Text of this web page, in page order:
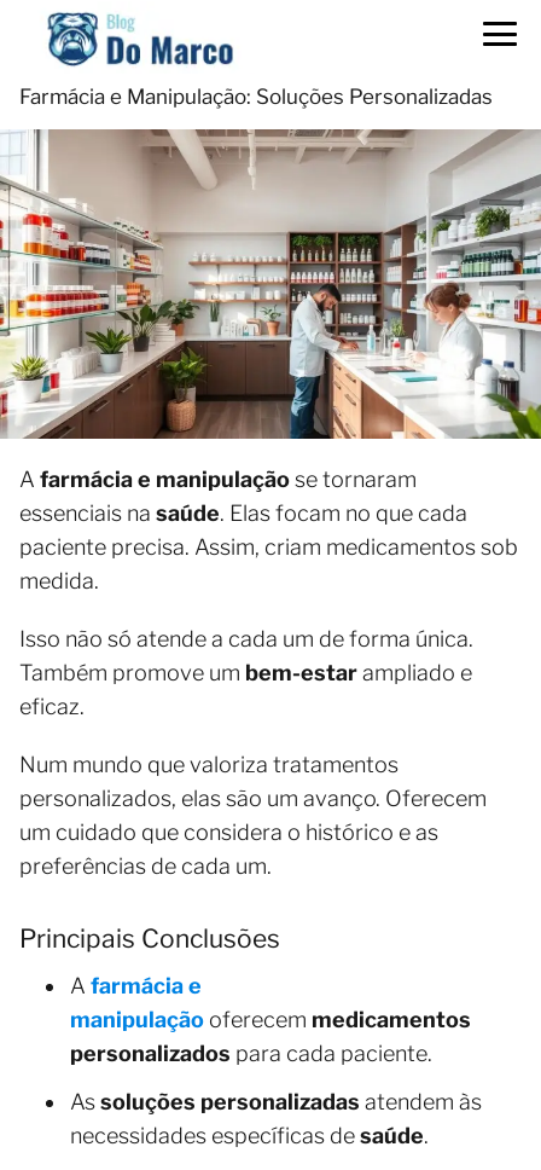
Farmácia e Manipulação: Soluções Personalizadas
A farmácia e manipulaçãose tornaram
essenciais na saúde. Elas focam no que cada
paciente precisa. Assim, criam medicamentos sob
medida.
Isso não só atende a cada um de forma única.
Também promove um bem-estarampliado e
eficaz.
Num mundo que valoriza tratamentos
personalizados, elas são um avanço. Oferecem
um cuidado que considera o histórico e as
preferências de cada um.
Principais Conclusões
A farmácia e
manipulação oferecem medicamentos
personalizados para cada paciente.
Assoluções personalizadas atendem às
necessidades específicas desaúde.